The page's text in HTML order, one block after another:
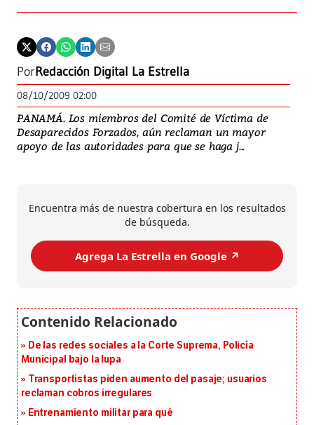
PorRedacción Digital La Estrella
08/10/2009 02:00
PANAMÁ. Los miembros del Comité de Víctima de
Desaparecidos Forzados, aún reclaman un mayor
apoyo de las autoridades para que se haga j...
Encuentra más de nuestra cobertura en los resultados
de búsqueda.
Agrega La Estrella en Google ↗️
De las redes sociales a la Corte Suprema, Policía
Municipal bajo la lupa
Transportistas piden aumento del pasaje; usuarios
reclaman cobros irregulares
Entrenamiento militar para qué